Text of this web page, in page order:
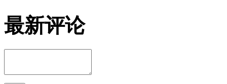
最新评论